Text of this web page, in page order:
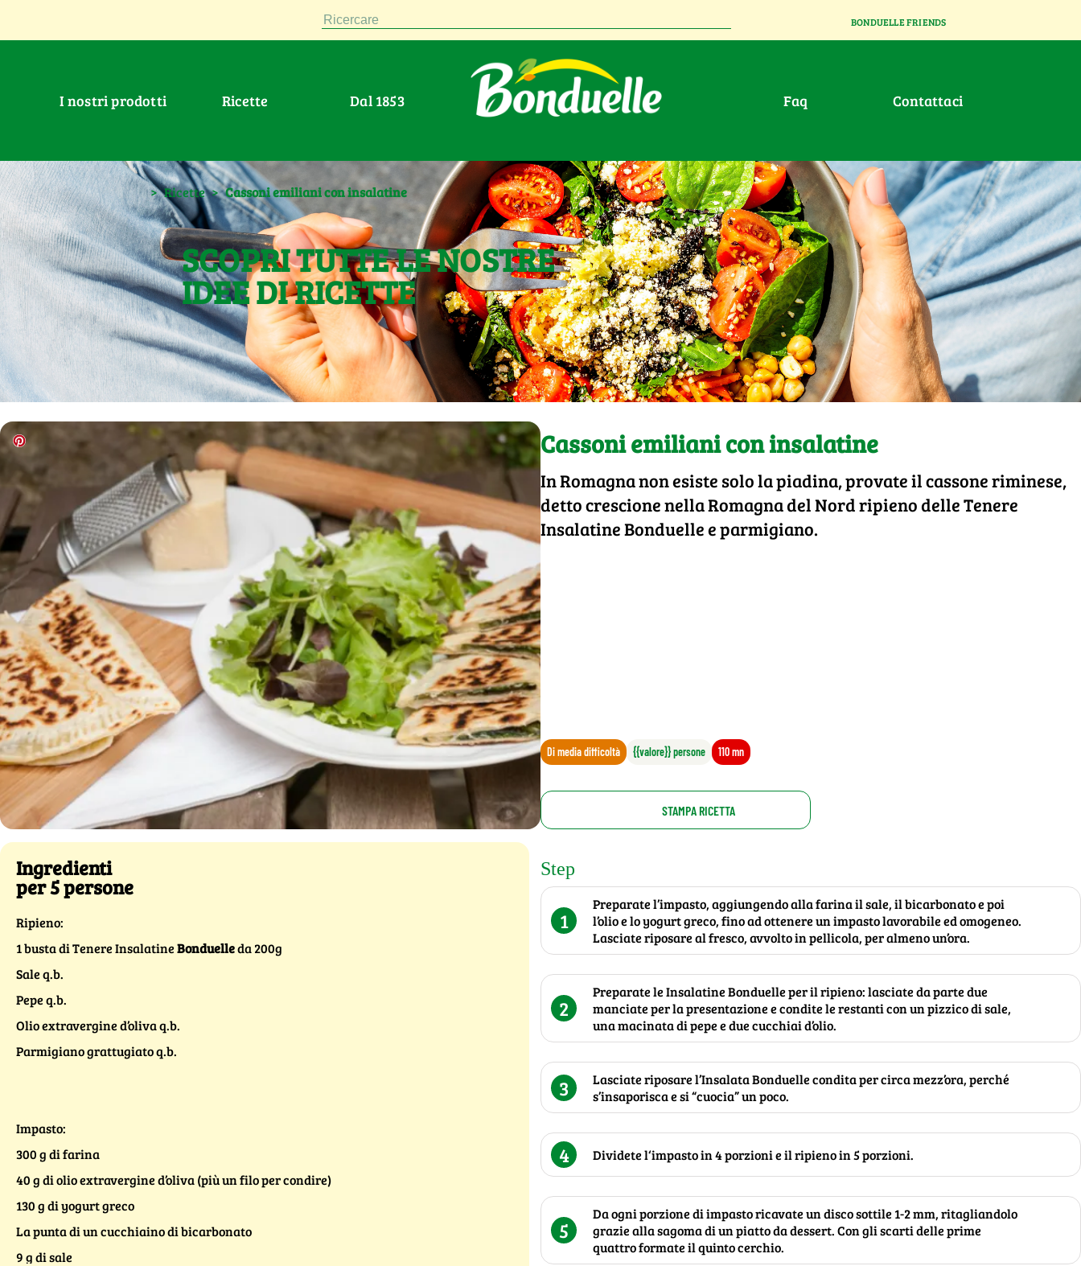
Ricercare BONDUELLE FRIENDS
I nostri prodotti Ricette Dal 1853 faq contattaci
> Ricette > Cassoni emiliani con insalatine
SCOPRI TUTTE LE NOSTRE
IDEE DI RICETTE
Cassoni emiliani con insalatine
In Romagna non esiste solo la piadina, provate il cassone riminese,
detto crescione nella Romagna del Nord ripieno delle Tenere
Insalatine Bonduelle e parmigiano.
Di media difficoltà {{valore}} persone 110 mn
STAMPA RICETTA
Ingredienti
per 5 persone
Ripieno:
1 busta di Tenere InsalatineBonduelleda 200g
Sale q.b.
Pepe q.b.
Olio extravergine d’oliva q.b.
Parmigiano grattugiato q.b.
Impasto:
300 g di farina
40 g di olio extravergine d’oliva (più un filo per condire)
130 g di yogurt greco
La punta di un cucchiaino di bicarbonato
9 g di sale
Step
1
Preparate l’impasto, aggiungendo alla farina il sale, il bicarbonato e poi
l’olio e lo yogurt greco, fino ad ottenere un impasto lavorabile ed omogeneo.
Lasciate riposare al fresco, avvolto in pellicola, per almeno un’ora.
2
Preparate le Insalatine Bonduelle per il ripieno: lasciate da parte due
manciate per la presentazione e condite le restanti con un pizzico di sale,
una macinata di pepe e due cucchiai d’olio.
3
Lasciate riposare l’Insalata Bonduelle condita per circa mezz’ora, perché
s’insaporisca e si “cuocia” un poco.
4 Dividete l‘impasto in 4 porzioni e il ripieno in 5 porzioni.
5
Da ogni porzione di impasto ricavate un disco sottile 1-2 mm, ritagliandolo
grazie alla sagoma di un piatto da dessert. Con gli scarti delle prime
quattro formate il quinto cerchio.